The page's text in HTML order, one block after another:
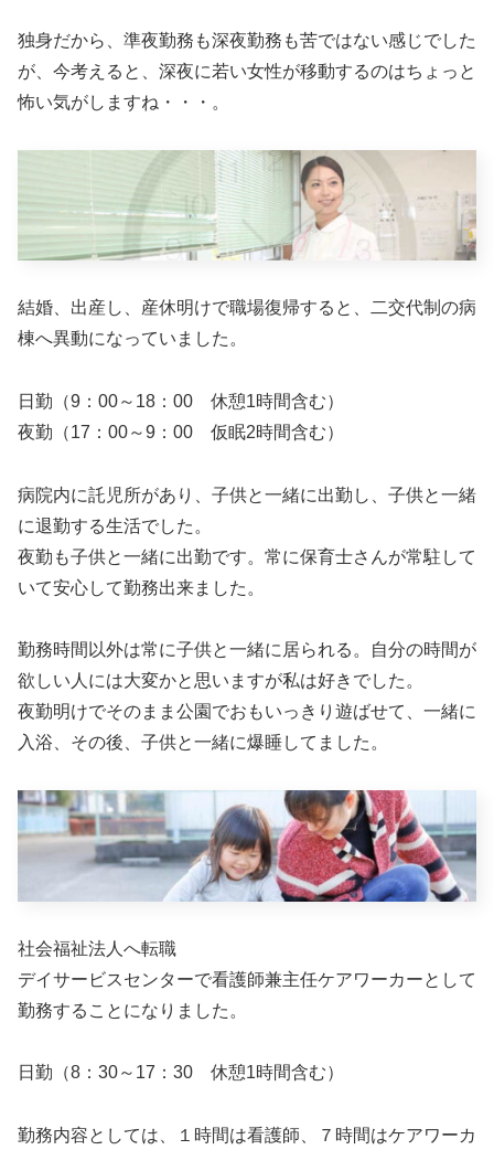
独身だから、準夜勤務も深夜勤務も苦ではない感じでした
が、今考えると、深夜に若い女性が移動するのはちょっと
怖い気がしますね・・・。
結婚、出産し、産休明けで職場復帰すると、二交代制の病
棟へ異動になっていました。
日勤（9：00～18：00 休憩1時間含む）
夜勤（17：00～9：00 仮眠2時間含む）
病院内に託児所があり、子供と一緒に出勤し、子供と一緒
に退勤する生活でした。
夜勤も子供と一緒に出勤です。常に保育士さんが常駐して
いて安心して勤務出来ました。
勤務時間以外は常に子供と一緒に居られる。自分の時間が
欲しい人には大変かと思いますが私は好きでした。
夜勤明けでそのまま公園でおもいっきり遊ばせて、一緒に
入浴、その後、子供と一緒に爆睡してました。
社会福祉法人へ転職
デイサービスセンターで看護師兼主任ケアワーカーとして
勤務することになりました。
日勤（8：30～17：30 休憩1時間含む）
勤務内容としては、１時間は看護師、７時間はケアワーカ